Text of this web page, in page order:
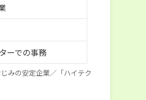
ーでの事務
みの安定企業／「ハイテク